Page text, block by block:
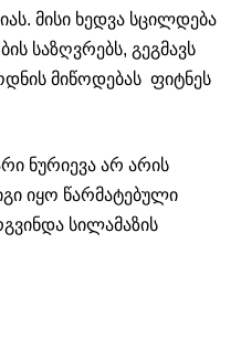
მისი ხედვა სცილდება
საზღვრებს, გეგმავს
მიწოდებას ფიტნეს
ნურიევა არ არის
იყო წარმატებული
სილამაზის